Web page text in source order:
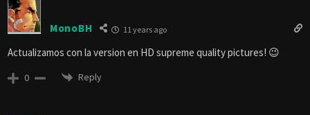
MonoBH 11 years ago
Actualizamos con la version en HD supreme quality pictures! 😉
0 Reply